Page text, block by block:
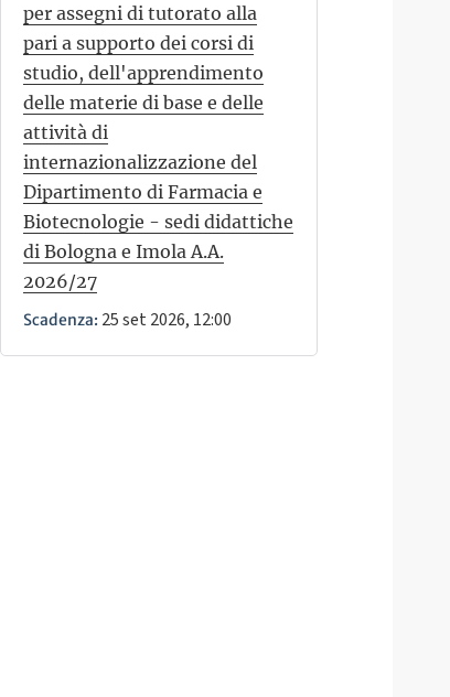
per assegni di tutorato alla
pari a supporto dei corsi di
studio, dell'apprendimento
delle materie di base e delle
attività di
internazionalizzazione del
Dipartimento di Farmacia e
Biotecnologie - sedi didattiche
di Bologna e Imola A.A.
2026/27
Scadenza: 25 set 2026, 12:00